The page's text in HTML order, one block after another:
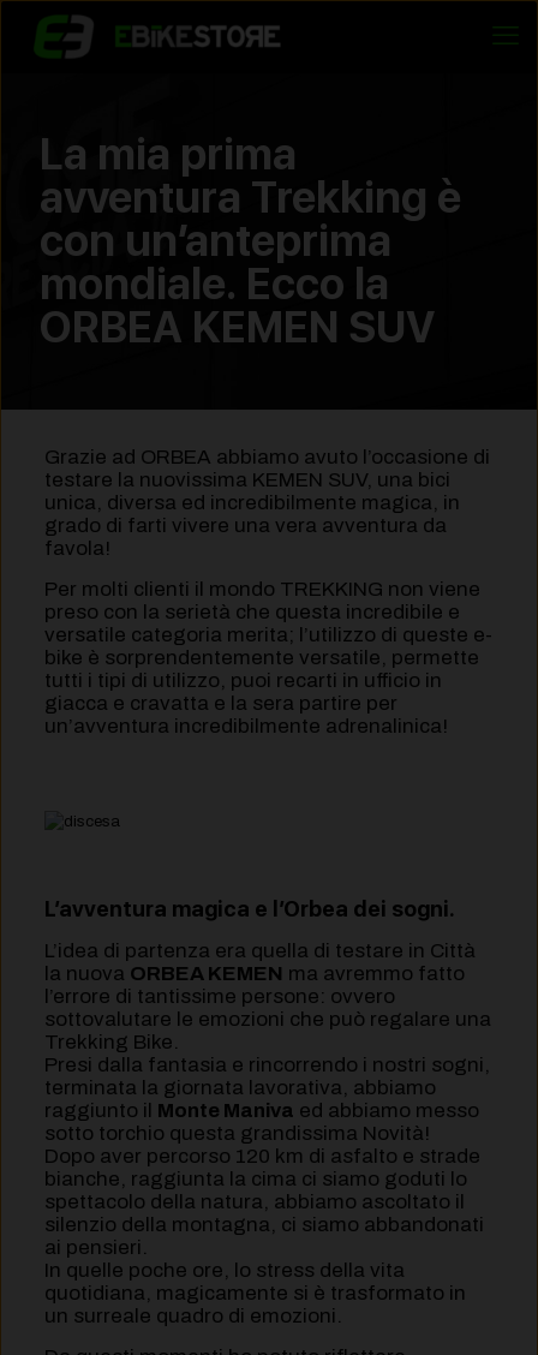
La mia prima
avventura Trekking è
con un’anteprima
mondiale. Ecco la
ORBEA KEMEN SUV
Grazie ad ORBEA abbiamo avuto l’occasione di
testare la nuovissima KEMEN SUV, una bici
unica, diversa ed incredibilmente magica, in
grado di farti vivere una vera avventura da
favola!
Per molti clienti il mondo TREKKING non viene
preso con la serietà che questa incredibile e
versatile categoria merita; l’utilizzo di queste e-
bike è sorprendentemente versatile, permette
tutti i tipi di utilizzo, puoi recarti in ufficio in
giacca e cravatta e la sera partire per
un’avventura incredibilmente adrenalinica!
L’avventura magica e l’Orbea dei sogni.
L’idea di partenza era quella di testare in Città
la nuova ORBEA KEMEN ma avremmo fatto
l’errore di tantissime persone: ovvero
sottovalutare le emozioni che può regalare una
Trekking Bike.
Presi dalla fantasia e rincorrendo i nostri sogni,
terminata la giornata lavorativa, abbiamo
raggiunto il Monte Maniva ed abbiamo messo
sotto torchio questa grandissima Novità!
Dopo aver percorso 120 km di asfalto e strade
bianche, raggiunta la cima ci siamo goduti lo
spettacolo della natura, abbiamo ascoltato il
silenzio della montagna, ci siamo abbandonati
ai pensieri.
In quelle poche ore, lo stress della vita
quotidiana, magicamente si è trasformato in
un surreale quadro di emozioni.